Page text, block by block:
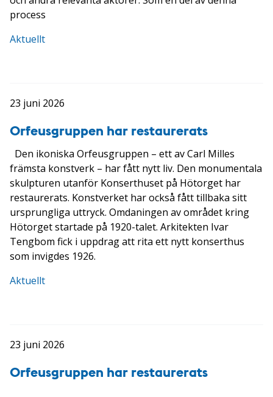
process
Aktuellt
23 juni 2026
Orfeusgruppen har restaurerats
Den ikoniska Orfeusgruppen – ett av Carl Milles
främsta konstverk – har fått nytt liv. Den monumentala
skulpturen utanför Konserthuset på Hötorget har
restaurerats. Konstverket har också fått tillbaka sitt
ursprungliga uttryck. Omdaningen av området kring
Hötorget startade på 1920-talet. Arkitekten Ivar
Tengbom fick i uppdrag att rita ett nytt konserthus
som invigdes 1926.
Aktuellt
23 juni 2026
Orfeusgruppen har restaurerats